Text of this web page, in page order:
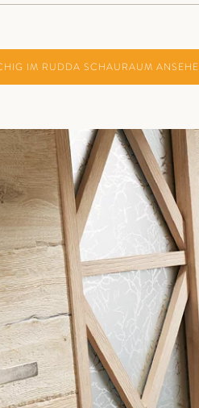
IM RUDDA SCHAURAUM ANSEHEN